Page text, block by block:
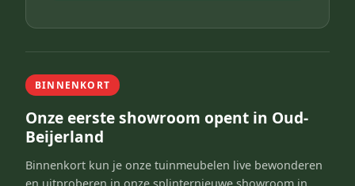
BINNENKORT
Onze eerste showroom opent in Oud-
Beijerland
Binnenkort kun je onze tuinmeubelen live bewonderen
en uitproberen in onze splinternieuwe showroom in